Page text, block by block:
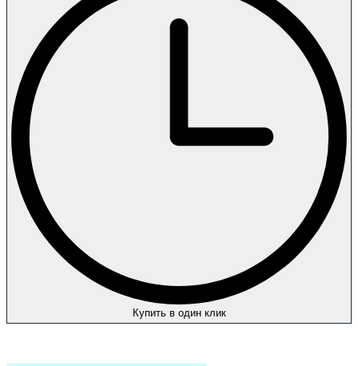
Купить в один клик